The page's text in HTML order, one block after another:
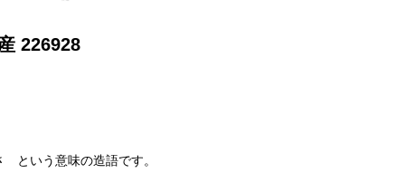
226928
という意味の造語です。